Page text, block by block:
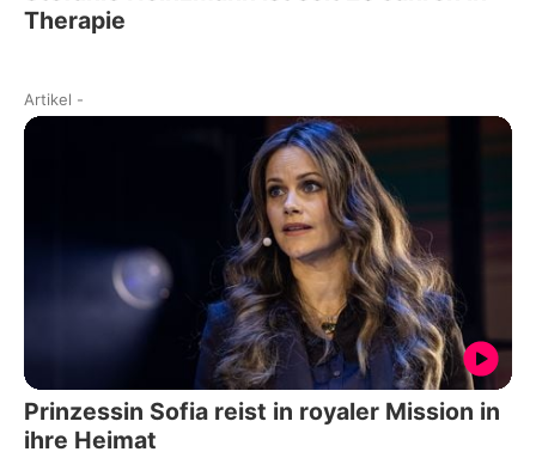
Therapie
Artikel -
Prinzessin Sofia reist in royaler Mission in
ihre Heimat